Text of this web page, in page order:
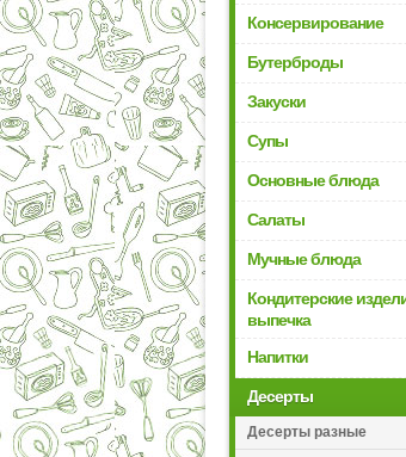
Консервирование
Бутерброды
Закуски
Супы
Основные блюда
Салаты
Мучные блюда
Кондитерские
выпечка
Напитки
Десерты
Десерты разные